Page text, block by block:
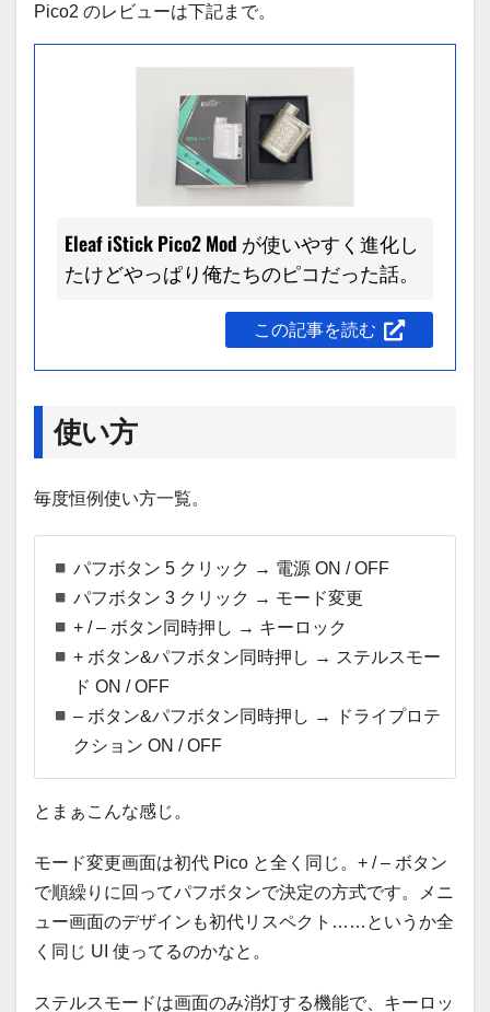
Pico2 のレビューは下記まで。
Eleaf iStick Pico2 Mod が使いやすく進化し
たけどやっぱり俺たちのピコだった話。
この記事を読む
使い方
毎度恒例使い方一覧。
パフボタン 5 クリック → 電源 ON / OFF
パフボタン 3 クリック → モード変更
+ / – ボタン同時押し → キーロック
+ ボタン&パフボタン同時押し → ステルスモー
ド ON / OFF
– ボタン&パフボタン同時押し → ドライプロテ
クション ON / OFF
とまぁこんな感じ。
モード変更画面は初代 Pico と全く同じ。+ / – ボタン
で順繰りに回ってパフボタンで決定の方式です。メニ
ュー画面のデザインも初代リスペクト……というか全
く同じ UI 使ってるのかなと。
ステルスモードは画面のみ消灯する機能で、キーロッ